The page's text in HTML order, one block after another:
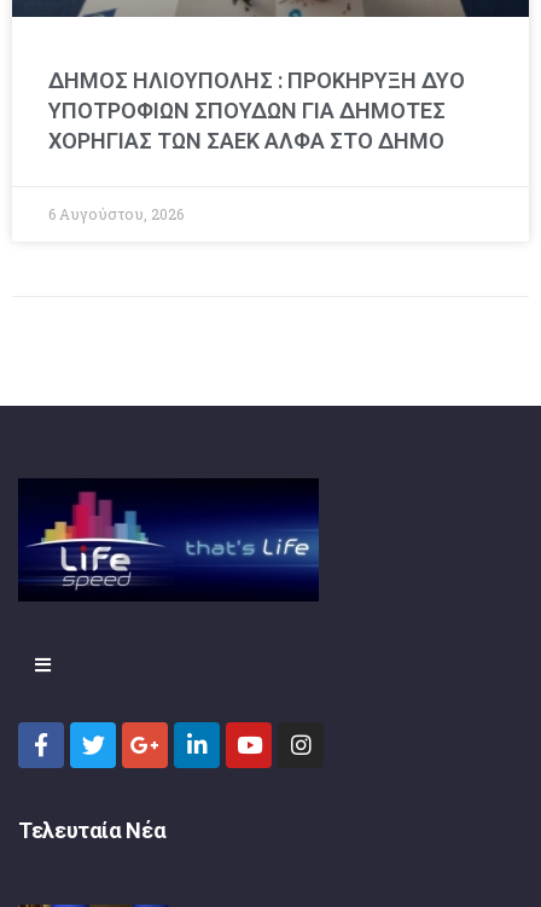
ΔΗΜΟΣ ΗΛΙΟΥΠΟΛΗΣ : ΠΡΟΚΗΡΥΞΗ ΔΥΟ
ΥΠΟΤΡΟΦΙΩΝ ΣΠΟΥΔΩΝ ΓΙΑ ΔΗΜΟΤΕΣ
ΧΟΡΗΓΙΑΣ ΤΩΝ ΣΑΕΚ ΑΛΦΑ ΣΤΟ ΔΗΜΟ
6 Αυγούστου, 2026
Τελευταία Νέα